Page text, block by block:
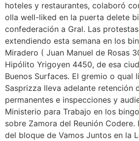
hoteles y restaurantes, colaboró
olla well-liked en la puerta delete
confederación a Gral. Las
extendiendo esta semana en los
Miradero ( Juan Manuel de Rosas
Hipólito Yrigoyen 4450, de esa
Buenos Surfaces. El gremio o qual
Sasprizza lleva adelante retención
permanentes e inspecciones y
Ministerio para Trabajo en los
sobre Zamora del Reunión Codere.
del bloque de Vamos Juntos en la